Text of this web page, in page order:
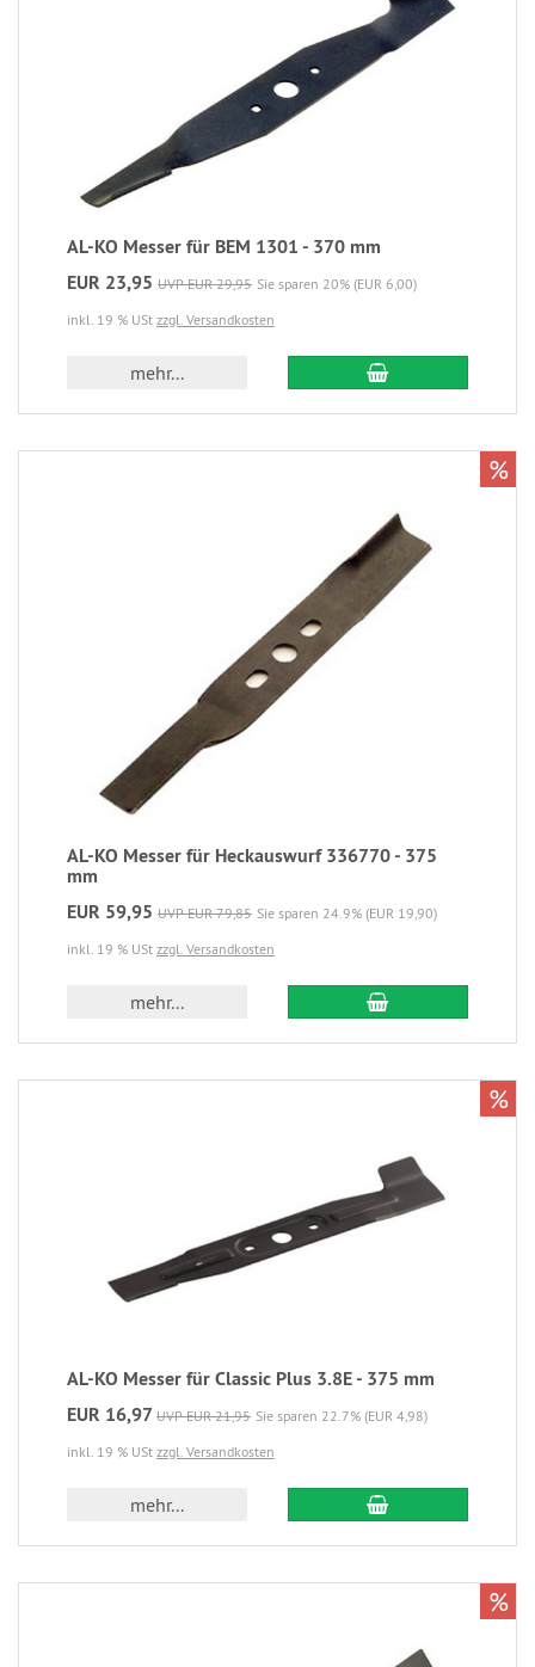
AL-KO Messer für BEM 1301 - 370 mm
EUR 23,95 UVP EUR 29,95 Sie sparen 20% (EUR 6,00)
inkl. 19 % USt zzgl. Versandkosten
mehr...
AL-KO Messer für Heckauswurf 336770 - 375
mm
EUR 59,95 UVP EUR 79,85 Sie sparen 24.9% (EUR 19,90)
inkl. 19 % USt zzgl. Versandkosten
mehr...
%
AL-KO Messer für Classic Plus 3.8E - 375 mm
EUR 16,97 UVP EUR 21,95 Sie sparen 22.7% (EUR 4,98)
inkl. 19 % USt zzgl. Versandkosten
mehr...
%
%